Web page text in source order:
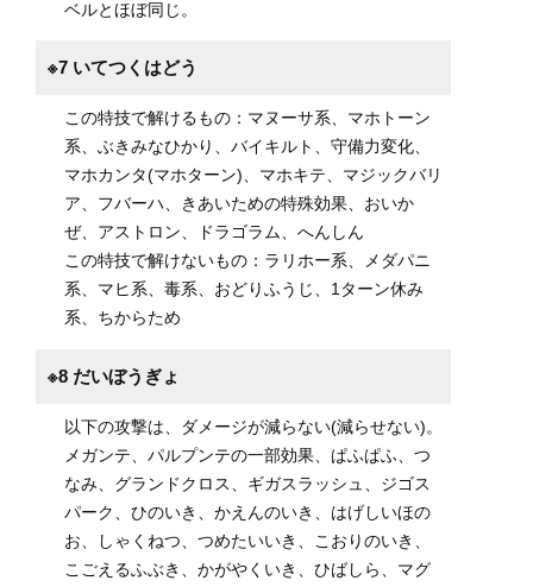
ベルとほぼ同じ。
※7 いてつくはどう
この特技で解けるもの：マヌーサ系、マホトーン
系、ぶきみなひかり、バイキルト、守備力変化、
マホカンタ(マホターン)、マホキテ、マジックバリ
ア、フバーハ、きあいための特殊効果、おいか
ぜ、アストロン、ドラゴラム、へんしん
この特技で解けないもの：ラリホー系、メダパニ
系、マヒ系、毒系、おどりふうじ、1ターン休み
系、ちからため
※8 だいぼうぎょ
以下の攻撃は、ダメージが減らない(減らせない)。
メガンテ、パルプンテの一部効果、ぱふぱふ、つ
なみ、グランドクロス、ギガスラッシュ、ジゴス
パーク、ひのいき、かえんのいき、はげしいほの
お、しゃくねつ、つめたいいき、こおりのいき、
こごえるふぶき、かがやくいき、ひばしら、マグ